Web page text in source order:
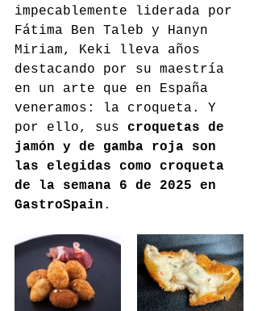
impecablemente liderada por
Fátima Ben Taleb y Hanyn
Miriam, Keki lleva años
destacando por su maestría
en un arte que en España
veneramos: la croqueta. Y
por ello, sus croquetas de
jamón y de gamba roja son
las elegidas como croqueta
de la semana 6 de 2025 en
GastroSpain .